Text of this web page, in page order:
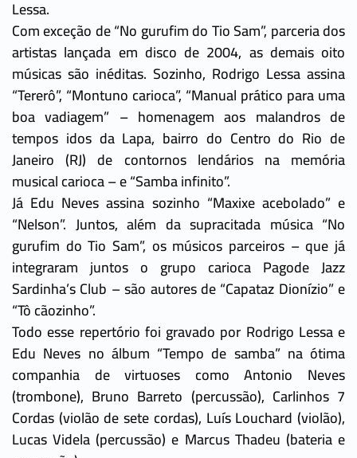
Lessa.
Com exceção de “No gurufim do Tio Sam”, parceria dos
artistas lançada em disco de 2004, as demais oito
músicas são inéditas. Sozinho, Rodrigo Lessa assina
“Tererô”, “Montuno carioca”, “Manual prático para uma
boa vadiagem” – homenagem aos malandros de
tempos idos da Lapa, bairro do Centro do Rio de
Janeiro (RJ) de contornos lendários na memória
musical carioca – e “Samba infinito”.
Já Edu Neves assina sozinho “Maxixe acebolado” e
“Nelson”. Juntos, além da supracitada música “No
gurufim do Tio Sam”, os músicos parceiros – que já
integraram juntos o grupo carioca Pagode Jazz
Sardinha’s Club – são autores de “Capataz Dionízio” e
“Tô cãozinho”.
Todo esse repertório foi gravado por Rodrigo Lessa e
Edu Neves no álbum “Tempo de samba” na ótima
companhia de virtuoses como Antonio Neves
(trombone), Bruno Barreto (percussão), Carlinhos 7
Cordas (violão de sete cordas), Luís Louchard (violão),
Lucas Videla (percussão) e Marcus Thadeu (bateria e